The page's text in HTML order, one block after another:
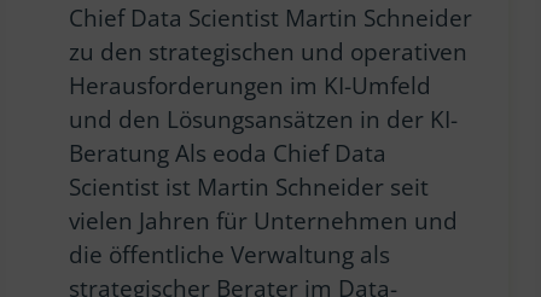
Chief Data Scientist Martin Schneider
zu den strategischen und operativen
Herausforderungen im KI-Umfeld
und den Lösungsansätzen in der KI-
Beratung Als eoda Chief Data
Scientist ist Martin Schneider seit
vielen Jahren für Unternehmen und
die öffentliche Verwaltung als
strategischer Berater im Data-